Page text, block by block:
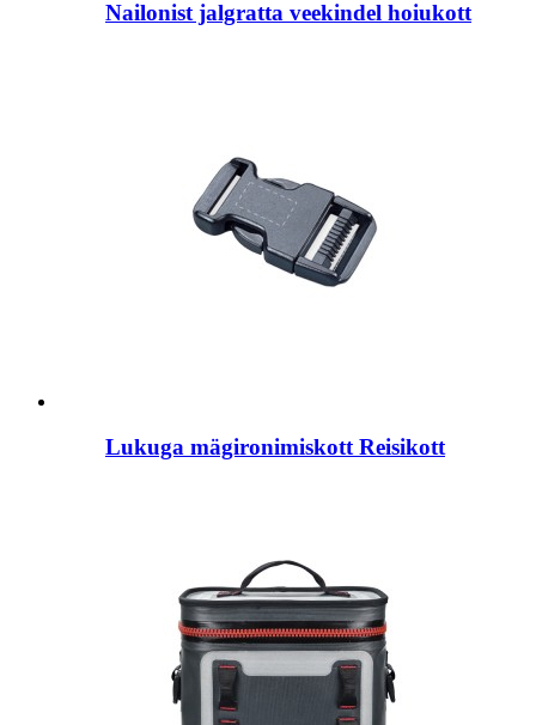
Nailonist jalgratta veekindel hoiukott
Lukuga mägironimiskott Reisikott